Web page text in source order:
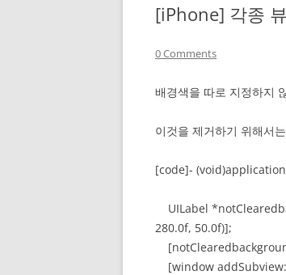
[iPhone] 각종
0 Comments
배경색을 따로 지정하지
이것을 제거하기 위해서
[code]-
UILabel
280.0f, 50.0f)];
[window